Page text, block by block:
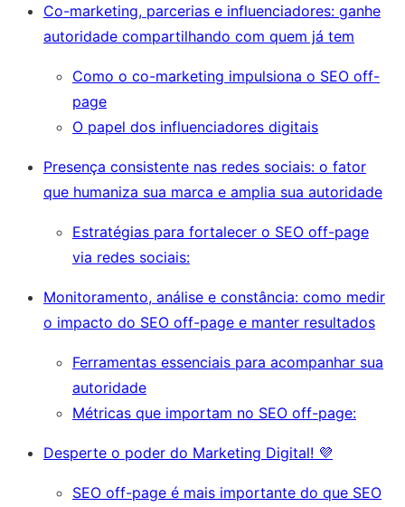
Co-marketing, parcerias e influenciadores: ganhe
autoridade compartilhando com quem já tem
Como o co-marketing impulsiona o SEO off-
page
O papel dos influenciadores digitais
Presença consistente nas redes sociais: o fator
que humaniza sua marca e amplia sua autoridade
Estratégias para fortalecer o SEO off-page
via redes sociais:
Monitoramento, análise e constância: como medir
o impacto do SEO off-page e manter resultados
Ferramentas essenciais para acompanhar sua
autoridade
Métricas que importam no SEO off-page:
Desperte o poder do Marketing Digital! 💜
SEO off-page é mais importante do que SEO